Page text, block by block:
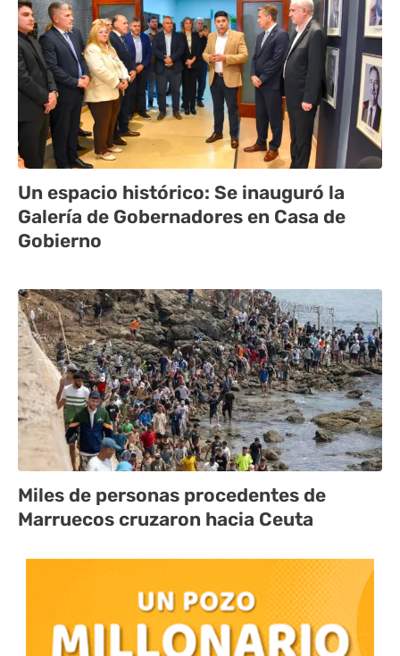
Un espacio histórico: Se inauguró la
Galería de Gobernadores en Casa de
Gobierno
Miles de personas procedentes de
Marruecos cruzaron hacia Ceuta